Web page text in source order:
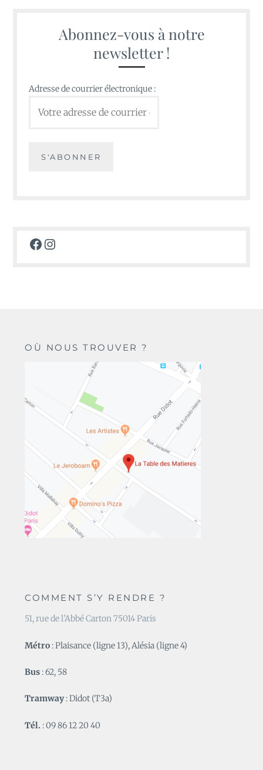
Abonnez-vous à notre
newsletter !
Adresse de courrier électronique :
Facebook
Instagram
OÙ NOUS TROUVER ?
COMMENT S’Y RENDRE ?
51, rue de l’Abbé Carton 75014 Paris
Métro : Plaisance (ligne 13), Alésia (ligne 4)
Bus : 62, 58
Tramway: Didot (T3a)
Tél. : 09 86 12 20 40